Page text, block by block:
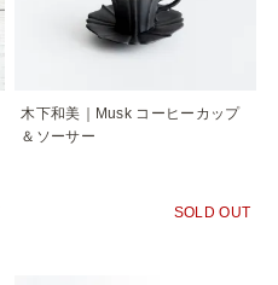
木下和美｜Musk コーヒーカップ
＆ソーサー
SOLD OUT